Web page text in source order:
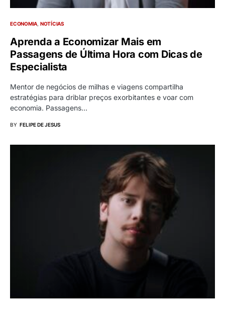
ECONOMIA NOTÍCIAS
Aprenda a Economizar Mais em
Passagens de Última Hora com Dicas de
Especialista
Mentor de negócios de milhas e viagens compartilha
estratégias para driblar preços exorbitantes e voar com
economia. Passagens…
BY FELIPE DE JESUS